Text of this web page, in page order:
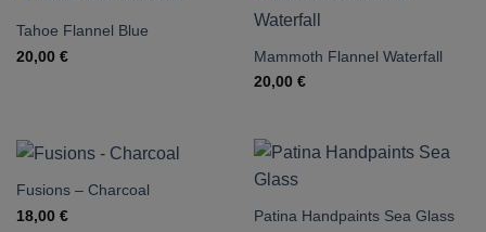
Tahoe Flannel Blue
20,00 €
Mammoth Flannel Waterfall
20,00 €
Fusions – Charcoal
18,00 €
Patina Handpaints Sea Glass